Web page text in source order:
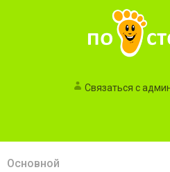
Связаться с
Основной